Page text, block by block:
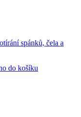
spánků, čela a
do košíku